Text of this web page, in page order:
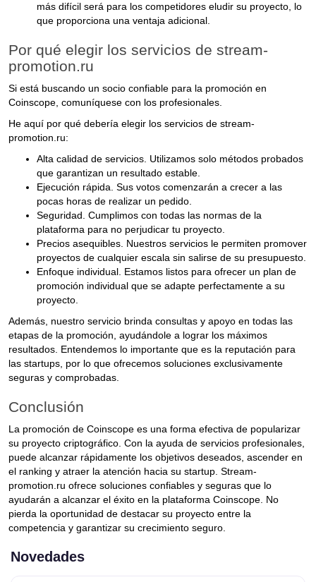
más difícil será para los competidores eludir su proyecto, lo
que proporciona una ventaja adicional.
Por qué elegir los servicios de stream-
promotion.ru
Si está buscando un socio confiable para la promoción en
Coinscope, comuníquese con los profesionales.
He aquí por qué debería elegir los servicios de stream-
promotion.ru:
Alta calidad de servicios. Utilizamos solo métodos probados
que garantizan un resultado estable.
Ejecución rápida. Sus votos comenzarán a crecer a las
pocas horas de realizar un pedido.
Seguridad. Cumplimos con todas las normas de la
plataforma para no perjudicar tu proyecto.
Precios asequibles. Nuestros servicios le permiten promover
proyectos de cualquier escala sin salirse de su presupuesto.
Enfoque individual. Estamos listos para ofrecer un plan de
promoción individual que se adapte perfectamente a su
proyecto.
Además, nuestro servicio brinda consultas y apoyo en todas las
etapas de la promoción, ayudándole a lograr los máximos
resultados. Entendemos lo importante que es la reputación para
las startups, por lo que ofrecemos soluciones exclusivamente
seguras y comprobadas.
Conclusión
La promoción de Coinscope es una forma efectiva de popularizar
su proyecto criptográfico. Con la ayuda de servicios profesionales,
puede alcanzar rápidamente los objetivos deseados, ascender en
el ranking y atraer la atención hacia su startup. Stream-
promotion.ru ofrece soluciones confiables y seguras que lo
ayudarán a alcanzar el éxito en la plataforma Coinscope. No
pierda la oportunidad de destacar su proyecto entre la
competencia y garantizar su crecimiento seguro.
Novedades